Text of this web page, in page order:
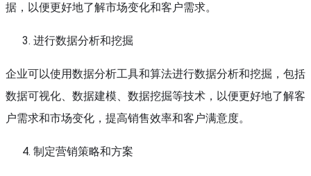
据，以便更好地了解市场变化和客户需求。
进行数据分析和挖掘
企业可以使用数据分析工具和算法进行数据分析和挖掘，包括
数据可视化、数据建模、数据挖掘等技术，以便更好地了解客
户需求和市场变化，提高销售效率和客户满意度。
制定营销策略和方案